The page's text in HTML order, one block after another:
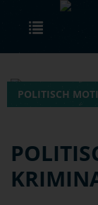
Skip to main content
POLITISCH